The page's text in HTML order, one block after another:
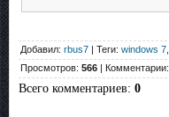
Добавил: rbus7 | Теги: windows 7
Просмотров: 566 | Комментарии:
Всего комментариев: 0